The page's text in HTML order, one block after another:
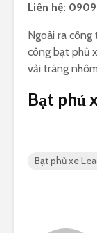
Liên hệ:
Ngoài ra công
công bạt phủ
vải tráng
Bạt phủ
Bạt phủ xe